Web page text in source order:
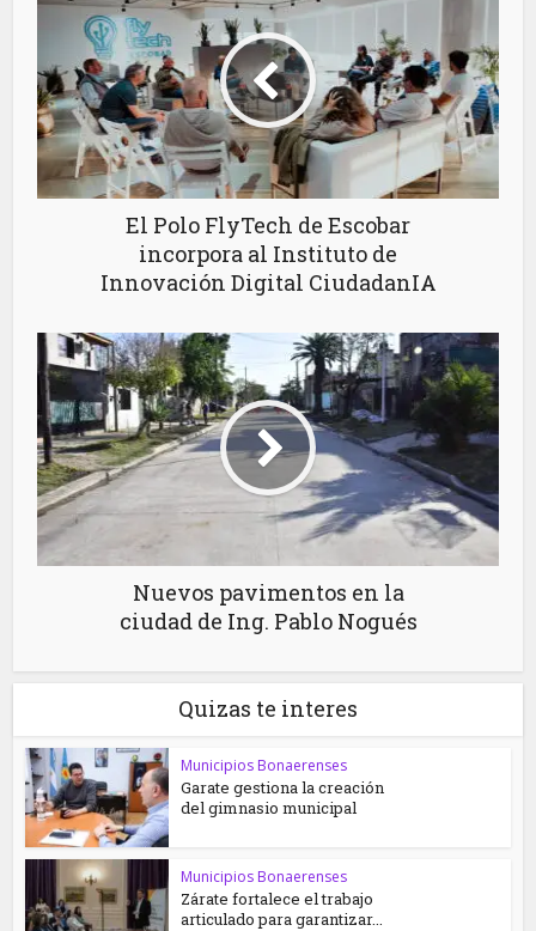
El Polo FlyTech de Escobar
incorpora al Instituto de
Innovación Digital CiudadanIA
Nuevos pavimentos en la
ciudad de Ing. Pablo Nogués
Quizas te interes
Municipios Bonaerenses
Garate gestiona la creación
del gimnasio municipal
Municipios Bonaerenses
Zárate fortalece el trabajo
articulado para garantizar...